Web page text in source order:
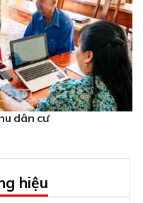
dân cư
hiệu